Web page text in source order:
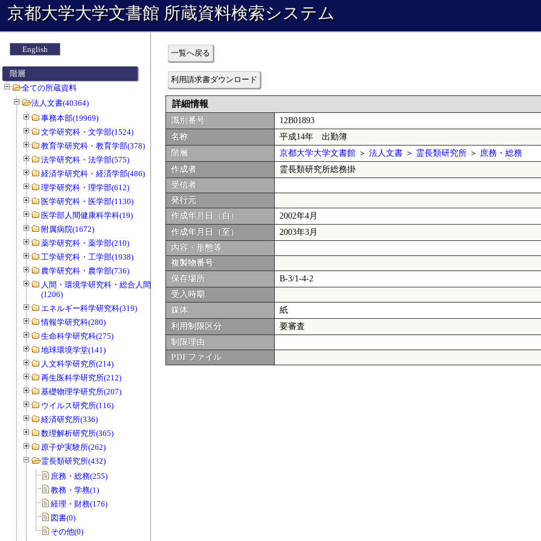
京都大学大学文書館 所蔵資料検索システム
English
階層
全ての所蔵資料
法人文書(40364)
事務本部(19969)
文学研究科・文学部(1524)
教育学研究科・教育学部(378)
法学研究科・法学部(575)
経済学研究科・経済学部(486)
理学研究科・理学部(612)
医学研究科・医学部(1130)
医学部人間健康科学科(19)
附属病院(1672)
薬学研究科・薬学部(210)
工学研究科・工学部(1938)
農学研究科・農学部(736)
人間・環境学研究科・総合人間学部
(1206)
エネルギー科学研究科(319)
情報学研究科(280)
生命科学研究科(275)
地球環境学堂(141)
人文科学研究所(214)
再生医科学研究所(212)
基礎物理学研究所(207)
ウイルス研究所(116)
経済研究所(336)
数理解析研究所(365)
原子炉実験所(262)
霊長類研究所(432)
庶務・総務(255)
教務・学務(1)
経理・財務(176)
図書(0)
その他(0)
一覧へ戻る
利用請求書ダウンロード
詳細情報
識別番号
12B01893
名称
平成14年 出勤簿
階層
京都大学大学文書館 ＞ 法人文書 ＞ 霊長類研究所 ＞ 庶務・総務
作成者
霊長類研究所総務掛
受信者
発行元
作成年月日（自）
2002年4月
作成年月日（至）
2003年3月
内容・形態等
複製物番号
保存場所
B-3/1-4-2
受入時期
媒体
紙
利用制限区分
要審査
制限理由
PDFファイル